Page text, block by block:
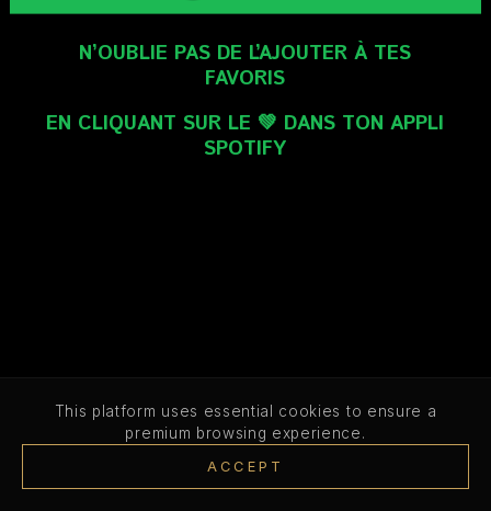
N’OUBLIE PAS DE L’AJOUTER À TES
FAVORIS
EN CLIQUANT SUR LE 💚 DANS TON APPLI
SPOTIFY
This platform uses essential cookies to ensure a
premium browsing experience.
ACCEPT